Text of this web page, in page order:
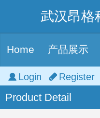
武汉昂格
Home 产品展示
Login Register
Product Detail